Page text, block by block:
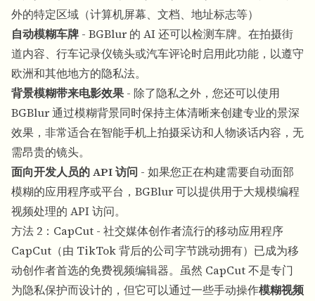
外的特定区域（计算机屏幕、文档、地址标志等）
自动模糊车牌 - BGBlur 的 AI 还可以检测车牌。在拍摄街
道内容、行车记录仪镜头或汽车评论时启用此功能，以遵守
欧洲和其他地方的隐私法。
背景模糊带来电影效果 - 除了隐私之外，您还可以使用
BGBlur 通过模糊背景同时保持主体清晰来创建专业的景深
效果，非常适合在智能手机上拍摄采访和人物谈话内容，无
需昂贵的镜头。
面向开发人员的 API 访问 - 如果您正在构建需要自动面部
模糊的应用程序或平台，BGBlur 可以提供用于大规模编程
视频处理的 API 访问。
方法 2：CapCut - 社交媒体创作者流行的移动应用程序
CapCut（由 TikTok 背后的公司字节跳动拥有）已成为移
动创作者首选的免费视频编辑器。虽然 CapCut 不是专门
为隐私保护而设计的，但它可以通过一些手动操作模糊视频